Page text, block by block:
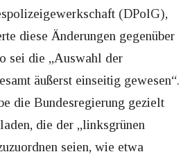
(DPolG),
diese Änderungen gegenüber
sei die „Auswahl der
äußerst einseitig gewesen“.
die Bundesregierung gezielt
die der „linksgrünen
seien, wie etwa